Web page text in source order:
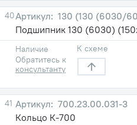
40
130 (130 (6030/
Подшипник 130 (6030)
Наличие
Обратитесь к
консультанту
К схеме
41
700.23.00.031-3
Кольцо К-700